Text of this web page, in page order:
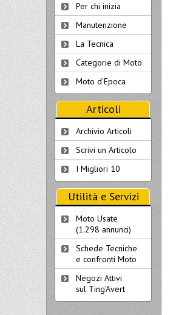
Per chi inizia
Manutenzione
La Tecnica
Categorie di Moto
Moto d'Epoca
Articoli
Archivio Articoli
Scrivi un Articolo
I Migliori 10
Utilità e Servizi
Moto Usate
(1.298 annunci)
Schede Tecniche
e confronti Moto
Negozi Attivi
sul Ting'Avert